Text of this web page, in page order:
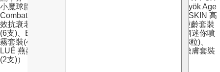
小魔球膠囊(5粒)、INVITY諾加因子逆時針(5支)、 ami iyök Age
Combat 益生菌抗皺緊緻安瓿精華(15支)、SYNERGIE SKIN 高
效抗衰老逆齡套裝(5支)、SYNERGIE SKIN 全效再生逆齡套裝
(6支)、Botani 清爽護膚套裝(3支)、HEIDI’S 無酒精殺菌迷你噴
霧套裝(4支)、Jane Iredale Powder-Me 防曬粉補充裝(3粒)、
LUÉ 燕麥飄霜純潔套裝(3支)、PRIORIl 肌膚再生家用煥膚套裝
(2支)）；不包括聖誕套裝